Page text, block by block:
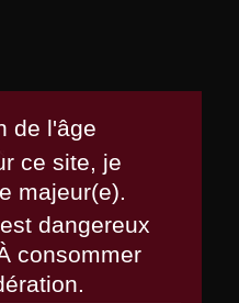
de l'âge
ce site, je
majeur(e).
dangereux
consommer